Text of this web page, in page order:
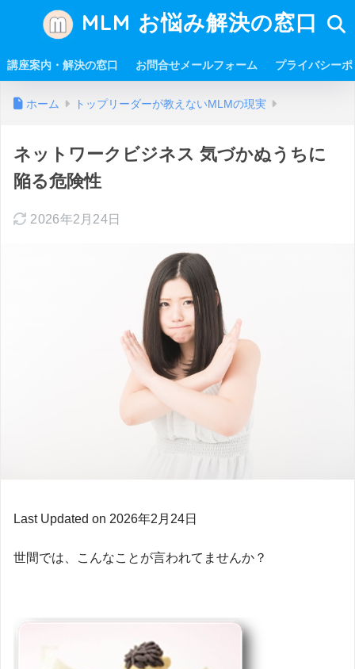
MLM お悩み解決の窓口
講座案内・解決の窓口 お問合せメールフォーム プライバシー
ホーム トップリーダーが教えないMLMの現実
ネットワークビジネス 気づかぬうちに
陥る危険性
2026年2月24日
Last Updated on 2026年2月24日
世間では、こんなことが言われてませんか？